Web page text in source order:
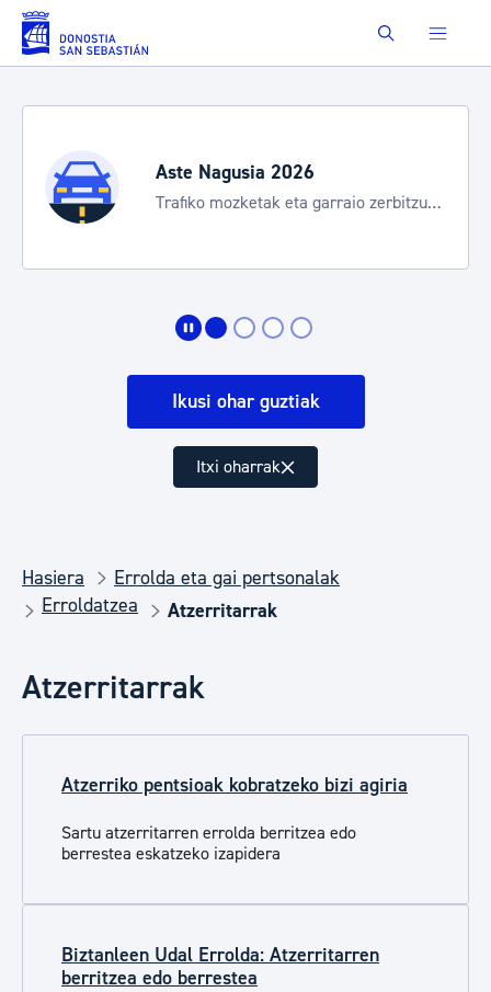
Eduki nagusira joan Buscar
Aste Nagusia 2026
Trafiko mozketak eta garraio zerbitzu
Ikusi ohar guztiak
Itxi oharrak
Hasiera
Errolda eta gai pertsonalak
Erroldatzea
Atzerritarrak
Atzerritarrak
Atzerriko pentsioak kobratzeko bizi agiria
Sartu atzerritarren errolda berritzea edo
berrestea eskatzeko izapidera
Biztanleen Udal Errolda: Atzerritarren
berritzea edo berrestea